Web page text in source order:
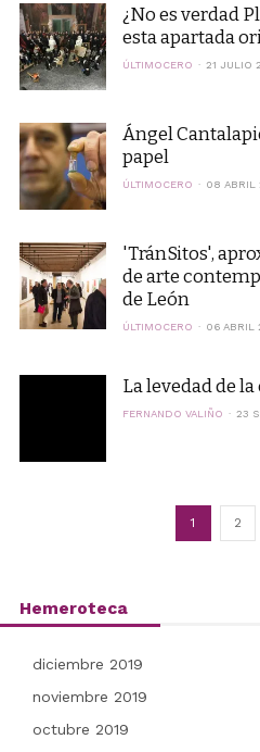
¿No es verdad
esta apartada
ÚLTIMOCERO 21 JULIO
Ángel
papel
ÚLTIMOCERO 08 ABRIL
'TránSitos',
de arte
de León
ÚLTIMOCERO 06 ABRIL
La levedad de
FERNANDO VALIÑO 23
1 2
Hemeroteca
diciembre 2019
noviembre 2019
octubre 2019